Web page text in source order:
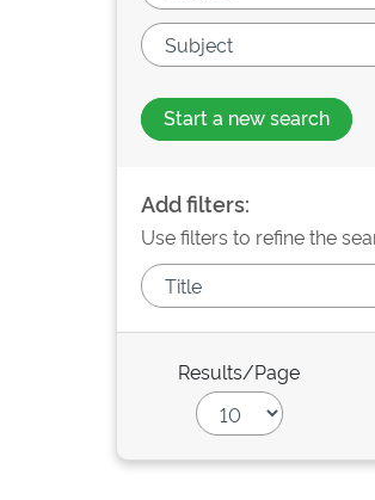
Start a new search
Add filters:
Use filters to refine the
Results/Page